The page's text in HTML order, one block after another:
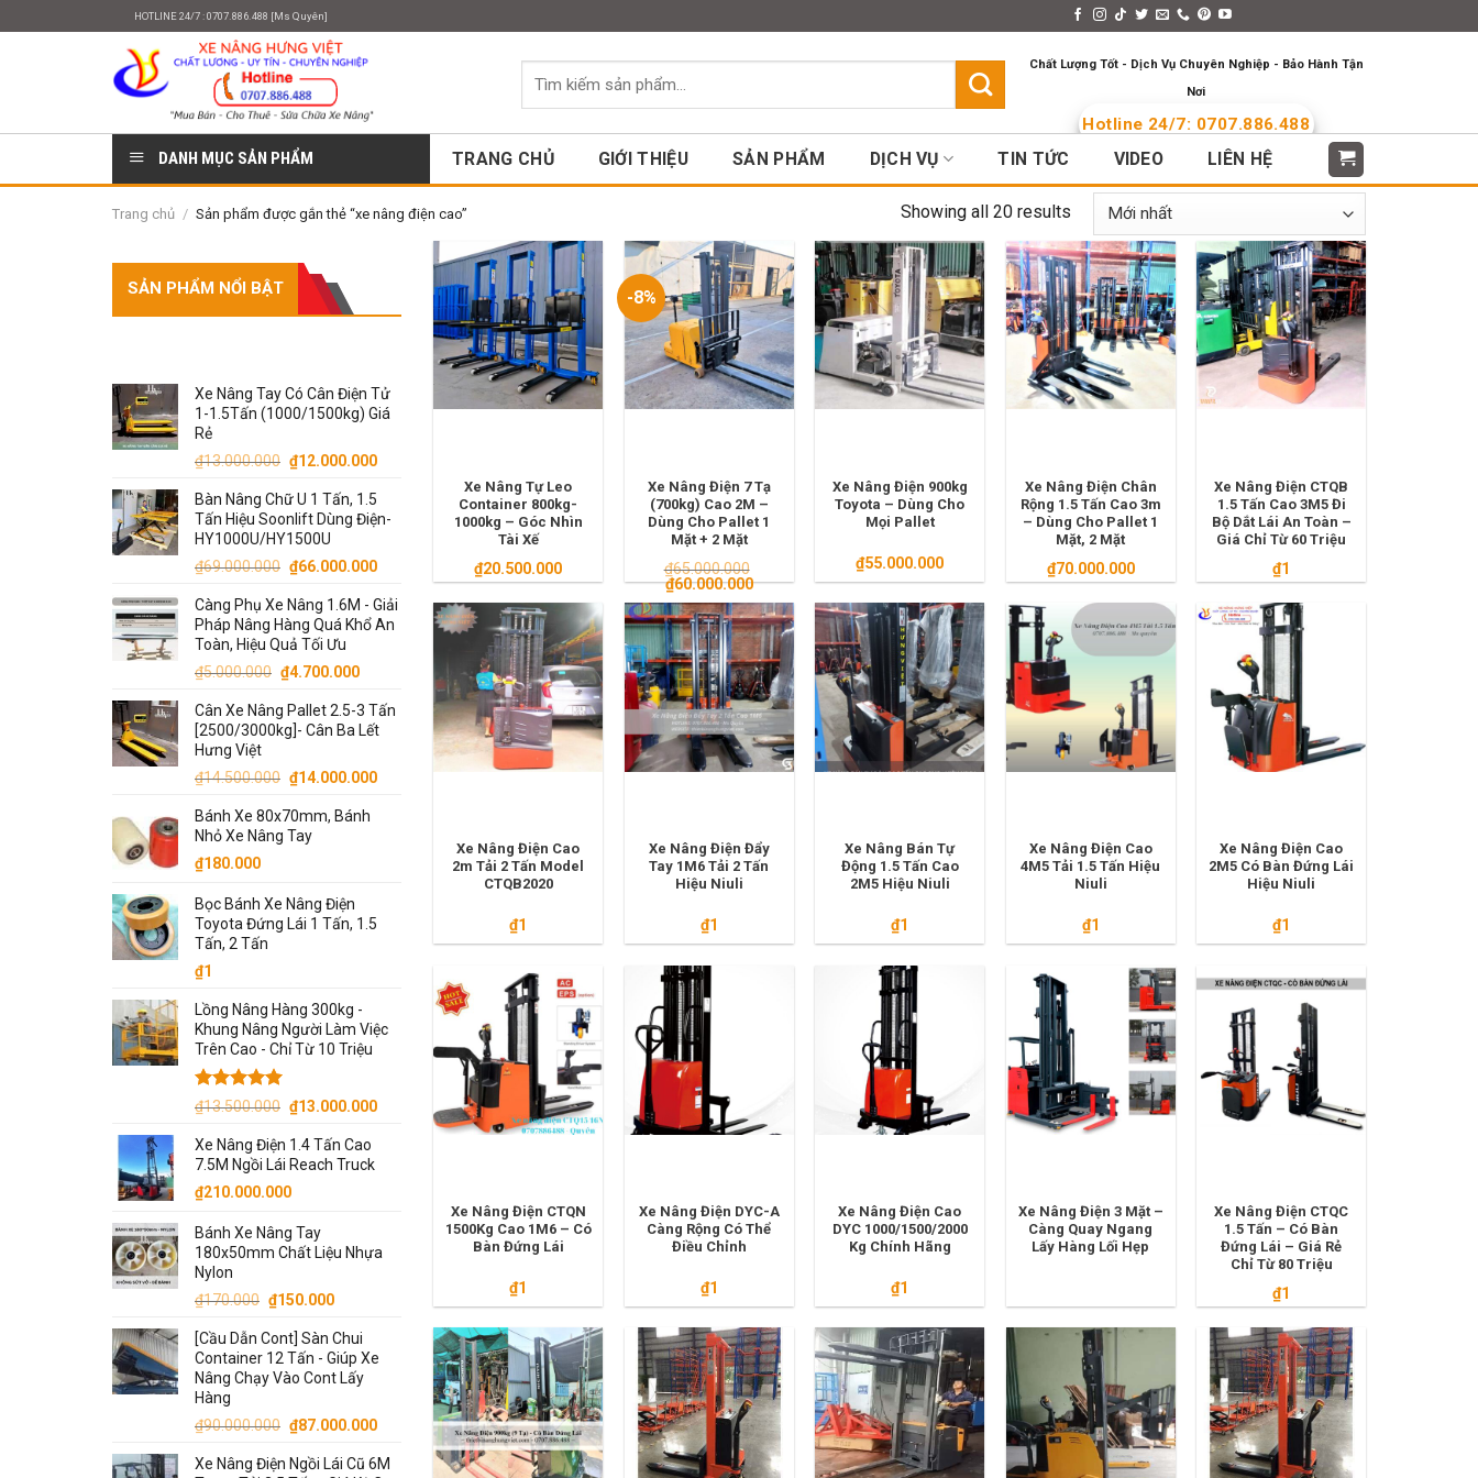
HOTLINE 24/7 : 0707.886.488 [Ms Quyên]
Tìm
Chất Lượng Tốt - Dịch Vụ Chuyên Nghiệp - Bảo Hành Tận
Nơi
Hotline 24/7: 0707.886.488
DANH MỤC SẢN PHẨM
TRANG CHỦ GIỚI THIỆU SẢN PHẨM DỊCH VỤ TIN TỨC VIDEO LIÊN HỆ
Trang chủ / Sản phẩm được gắn thẻ “xe nâng điện cao” Showing all 20 results
SẢN PHẨM NỔI BẬT
Xe Nâng Tay Có Cân Điện Tử
1-1.5Tấn (1000/1500kg) Giá
Rẻ
₫13.000.000 Giá
là:
₫13.000.000.
₫12.000.000Giá
là:
Bàn Nâng Chữ U 1 Tấn, 1.5
Tấn Hiệu Soonlift Dùng Điện-
HY1000U/HY1500U
₫69.000.000 Giá
là:
₫69.000.000.
₫66.000.000Giá
tại
là:
Càng Phụ Xe Nâng 1.6M - Giải
Pháp Nâng Hàng Quá Khổ An
Toàn, Hiệu Quả Tối Ưu
₫5.000.000 Giá
là:
₫5.000.000.
₫4.700.000Giá
tại
là:
₫4.700.000.
Cân Xe Nâng Pallet 2.5-3 Tấn
[2500/3000kg]- Cân Ba Lết
Hưng Việt
₫14.500.000 Giá
là:
₫14.500.000.
₫14.000.000Giá
₫14.000.000.
Bánh Xe 80x70mm, Bánh
Nhỏ Xe Nâng Tay
₫180.000
Bọc Bánh Xe Nâng Điện
Toyota Đứng Lái 1 Tấn, 1.5
Tấn, 2 Tấn
₫1
Lồng Nâng Hàng 300kg -
Khung Nâng Người Làm Việc
Trên Cao - Chỉ Từ 10 Triệu
Được xếp
hạng
5 sao
₫13.500.000 Giá
là:
₫13.500.000.
₫13.000.000Giá
Xe Nâng Điện 1.4 Tấn Cao
7.5M Ngồi Lái Reach Truck
₫210.000.000
Bánh Xe Nâng Tay
180x50mm Chất Liệu Nhựa
Nylon
₫170.000 Giá
là:
₫170.000.
₫150.000Giá
tại
là:
₫150.000.
[Cầu Dẫn Cont] Sàn Chui
Container 12 Tấn - Giúp Xe
Nâng Chạy Vào Cont Lấy
Hàng
₫90.000.000 Giá
là:
₫87.000.000Giá
tại
Xe Nâng Điện Ngồi Lái Cũ 6M
Xe Nâng Tự Leo
Container 800kg-
1000kg – Góc Nhìn
Tài Xế
₫20.500.000
-8%
Xe Nâng Điện 7 Tạ
(700kg) Cao 2M –
Dùng Cho Pallet 1
Mặt + 2 Mặt
₫65.000.000
Giá
gốc
là:
₫65.000.000.
₫60.000.000Giá
tại
là:
₫60.000.000.
Xe Nâng Điện 900kg
Toyota – Dùng Cho
Mọi Pallet
₫55.000.000
Xe Nâng Điện Chân
Rộng 1.5 Tấn Cao 3m
– Dùng Cho Pallet 1
Mặt, 2 Mặt
₫70.000.000
Xe Nâng Điện CTQB
1.5 Tấn Cao 3M5 Đi
Bộ Dắt Lái An Toàn –
Giá Chỉ Từ 60 Triệu
₫1
Xe Nâng Điện Cao
2m Tải 2 Tấn Model
CTQB2020
₫1
Xe Nâng Điện Đẩy
Tay 1M6 Tải 2 Tấn
Hiệu Niuli
₫1
Xe Nâng Bán Tự
Động 1.5 Tấn Cao
2M5 Hiệu Niuli
₫1
Xe Nâng Điện Cao
4M5 Tải 1.5 Tấn Hiệu
Niuli
₫1
Xe Nâng Điện Cao
2M5 Có Bàn Đứng Lái
Hiệu Niuli
₫1
Xe Nâng Điện CTQN
1500Kg Cao 1M6 – Có
Bàn Đứng Lái
₫1
Xe Nâng Điện DYC-A
Càng Rộng Có Thể
Điều Chỉnh
₫1
Xe Nâng Điện Cao
DYC 1000/1500/2000
Kg Chính Hãng
₫1
Xe Nâng Điện 3 Mặt –
Càng Quay Ngang
Lấy Hàng Lối Hẹp
Xe Nâng Điện CTQC
1.5 Tấn – Có Bàn
Đứng Lái – Giá Rẻ
Chỉ Từ 80 Triệu
₫1